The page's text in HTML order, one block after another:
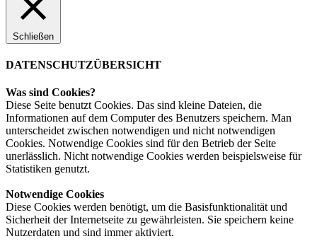
Schließen
DATENSCHUTZÜBERSICHT
Was sind Cookies?
Diese Seite benutzt Cookies. Das sind kleine Dateien, die
Informationen auf dem Computer des Benutzers speichern. Man
unterscheidet zwischen notwendigen und nicht notwendigen
Cookies. Notwendige Cookies sind für den Betrieb der Seite
unerlässlich. Nicht notwendige Cookies werden beispielsweise für
Statistiken genutzt.
Notwendige Cookies
Diese Cookies werden benötigt, um die Basisfunktionalität und
Sicherheit der Internetseite zu gewährleisten. Sie speichern keine
Nutzerdaten und sind immer aktiviert.